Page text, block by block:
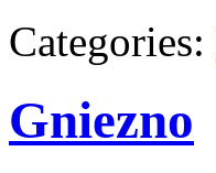
Categories:
Gniezno